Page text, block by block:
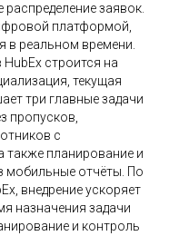
заявок.
платформой,
в реальном времени.
HubEx строится на
текущая
три главные задачи
пропусков,
с
планирование и
мобильные отчёты. По
внедрение ускоряет
назначения задачи
и контроль